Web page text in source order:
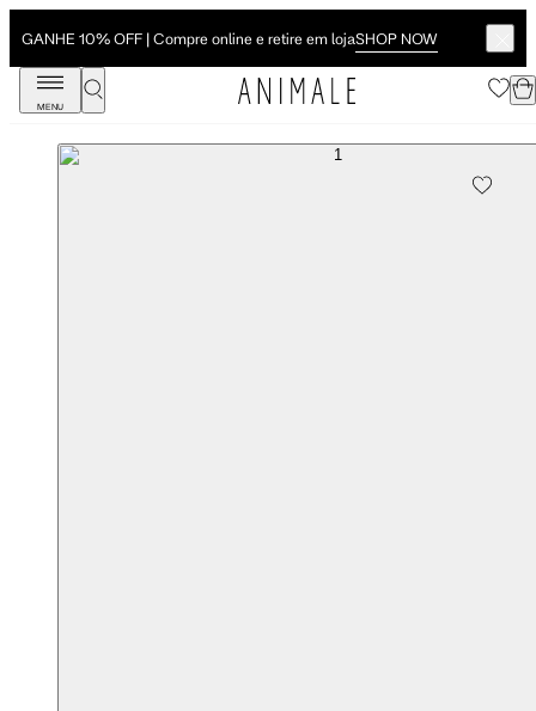
GANHE 10% OFF | Compre online e retire em lojaSHOP NOW
MENU